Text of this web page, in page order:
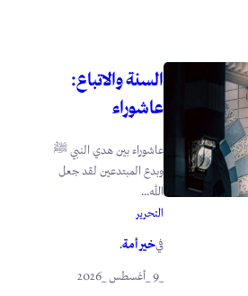
السنة والاتباع:
عاشوراء
عاشوراء بين هدي النبي ﷺ
وبدع المبتدعين لقد جعل
الله...
التحرير
فيخير أمة.